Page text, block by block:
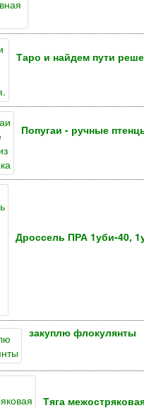
Таро и найдем пути
Попугаи - ручные
Дроссель ПРА 1уби-40,
закуплю флокулянты
Тяга